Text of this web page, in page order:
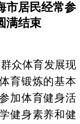
市居民经常参
满结束
众体育发展现
育锻炼的基本
加体育健身活
健身素养和健